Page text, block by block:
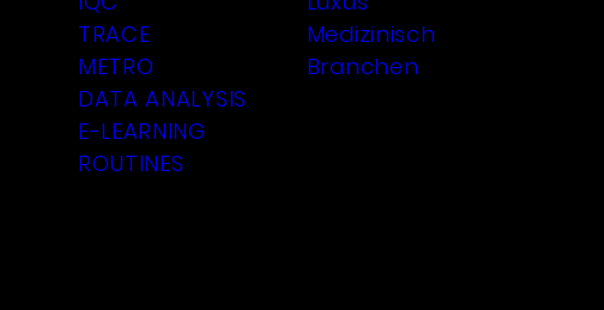
TRACE
METRO
DATA ANALYSIS
E-LEARNING
ROUTINES
Medizinisch
Branchen